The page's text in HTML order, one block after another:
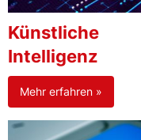
Künstliche
Intelligenz
Mehr erfahren »